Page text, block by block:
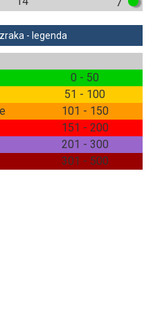
7
- legenda
0 - 50
51 - 100
101 - 150
151 - 200
201 - 300
301 - 500